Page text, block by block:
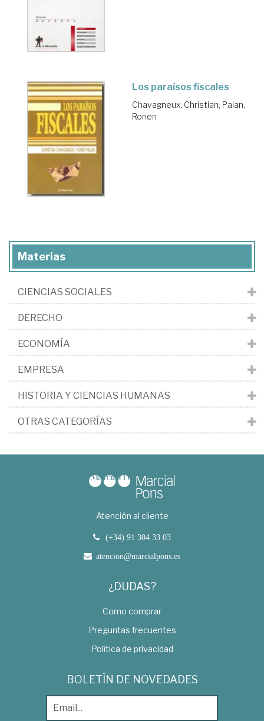
Los paraísos fiscales
Chavagneux, Christian; Palan,
Ronen
Materias
CIENCIAS SOCIALES
DERECHO
ECONOMÍA
EMPRESA
HISTORIA Y CIENCIAS HUMANAS
OTRAS CATEGORÍAS
Atención al cliente
(+34) 91 304 33 03
atencion@marcialpons.es
¿DUDAS?
Como comprar
Preguntas frecuentes
Política de privacidad
BOLETÍN DE NOVEDADES